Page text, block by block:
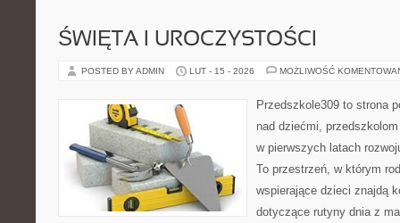
ŚWIĘTA I UROCZYSTOŚCI
POSTED BY ADMIN LUT - 15 - 2026 MOŻLIWOŚĆ
Przedszkole309 to strona
nad dziećmi,
w pierwszych latach
To przestrzeń, w którym
wspierające dzieci znajdą
dotyczące rutyny dnia z